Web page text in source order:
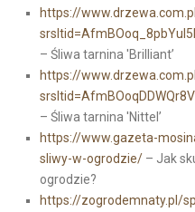
https://
– Śliwa tarnina 'Brilliant’
https://
– Śliwa tarnina 'Nittel’
https://www.gazeta-
sliwy-w-ogrodzie/– Jak
ogrodzie?
https://zogrodemnaty.pl/